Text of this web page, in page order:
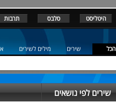
היטליסט סלבס תרבות
הכל שירים מילים לשירים
שירים לפי נושאים